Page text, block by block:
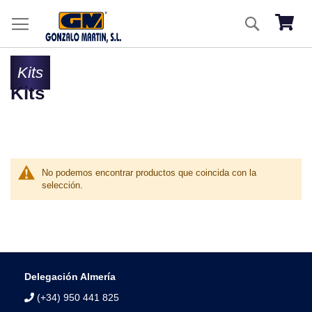
Mi
Buscar
Kits
Kits
No podemos encontrar productos que coincida con la
selección.
Delegación Almería
(+34) 950 441 825